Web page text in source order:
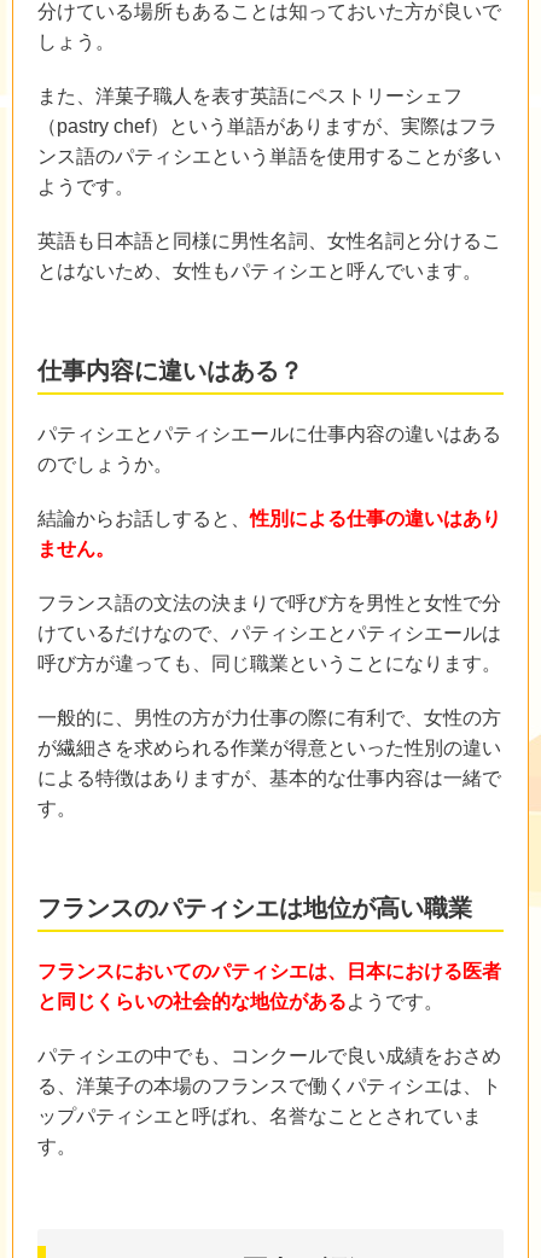
分けている場所もあることは知っておいた方が良いで
しょう。
また、洋菓子職人を表す英語にペストリーシェフ
（pastry chef）という単語がありますが、実際はフラ
ンス語のパティシエという単語を使用することが多い
ようです。
英語も日本語と同様に男性名詞、女性名詞と分けるこ
とはないため、女性もパティシエと呼んでいます。
仕事内容に違いはある？
パティシエとパティシエールに仕事内容の違いはある
のでしょうか。
結論からお話しすると、性別による仕事の違いはあり
ません。
フランス語の文法の決まりで呼び方を男性と女性で分
けているだけなので、パティシエとパティシエールは
呼び方が違っても、同じ職業ということになります。
一般的に、男性の方が力仕事の際に有利で、女性の方
が繊細さを求められる作業が得意といった性別の違い
による特徴はありますが、基本的な仕事内容は一緒で
す。
フランスのパティシエは地位が高い職業
フランスにおいてのパティシエは、日本における医者
と同じくらいの社会的な地位があるようです。
パティシエの中でも、コンクールで良い成績をおさめ
る、洋菓子の本場のフランスで働くパティシエは、ト
ップパティシエと呼ばれ、名誉なこととされていま
す。